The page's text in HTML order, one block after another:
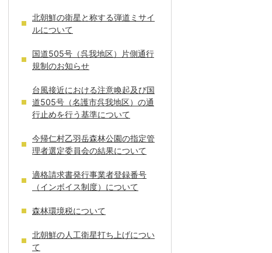
北朝鮮の衛星と称する弾道ミサイ
ルについて
国道505号（呉我地区）片側通行
規制のお知らせ
台風接近における注意喚起及び国
道505号（名護市呉我地区）の通
行止めを行う基準について
今帰仁村乙羽岳森林公園の指定管
理者選定委員会の結果について
適格請求書発行事業者登録番号
（インボイス制度）について
森林環境税について
北朝鮮の人工衛星打ち上げについ
て